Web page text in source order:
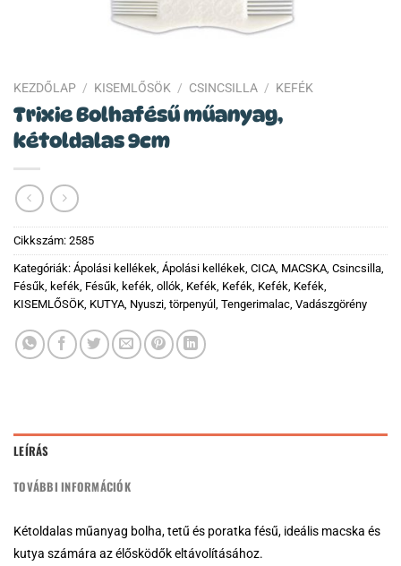
KEZDŐLAP / KISEMLŐSÖK / CSINCSILLA / KEFÉK
Trixie Bolhafésű műanyag,
kétoldalas 9cm
Cikkszám: 2585
Kategóriák: Ápolási kellékek, Ápolási kellékek, CICA, MACSKA, Csincsilla,
Fésűk, kefék, Fésűk, kefék, ollók, Kefék, Kefék, Kefék, Kefék,
KISEMLŐSÖK, KUTYA, Nyuszi, törpenyúl , Tengerimalac, Vadászgörény
LEÍRÁS
TOVÁBBI INFORMÁCIÓK
Kétoldalas műanyag bolha, tetű és poratka fésű, ideális macska és
kutya számára az élősködők eltávolításához.